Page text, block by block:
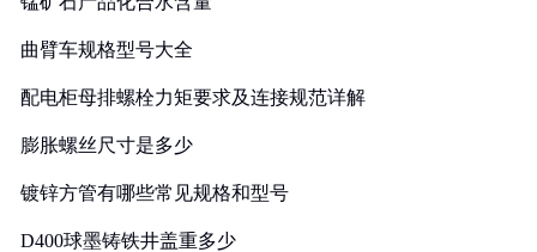
曲臂车规格型号大全
配电柜母排螺栓力矩要求及连接规范详解
膨胀螺丝尺寸是多少
镀锌方管有哪些常见规格和型号
D400球墨铸铁井盖重多少